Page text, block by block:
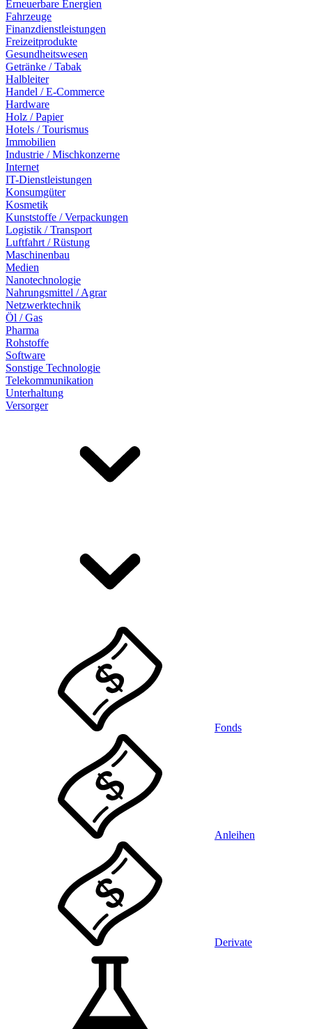
Erneuerbare Energien
Fahrzeuge
Finanzdienstleistungen
Freizeitprodukte
Gesundheitswesen
Getränke / Tabak
Halbleiter
Handel / E-Commerce
Hardware
Holz / Papier
Hotels / Tourismus
Immobilien
Industrie / Mischkonzerne
Internet
IT-Dienstleistungen
Konsumgüter
Kosmetik
Kunststoffe / Verpackungen
Logistik / Transport
Luftfahrt / Rüstung
Maschinenbau
Medien
Nanotechnologie
Nahrungsmittel / Agrar
Netzwerktechnik
Öl / Gas
Pharma
Rohstoffe
Software
Sonstige Technologie
Telekommunikation
Unterhaltung
Versorger
Fonds
Anleihen
Derivate